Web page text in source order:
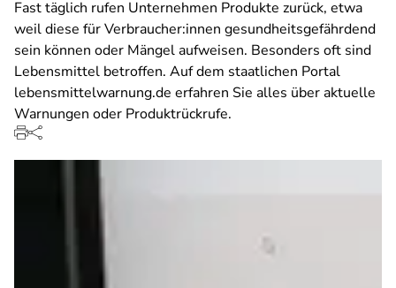
Fast täglich rufen Unternehmen Produkte zurück, etwa
weil diese für Verbraucher:innen gesundheitsgefährdend
sein können oder Mängel aufweisen. Besonders oft sind
Lebensmittel betroffen. Auf dem staatlichen Portal
lebensmittelwarnung.de erfahren Sie alles über aktuelle
Warnungen oder Produktrückrufe.